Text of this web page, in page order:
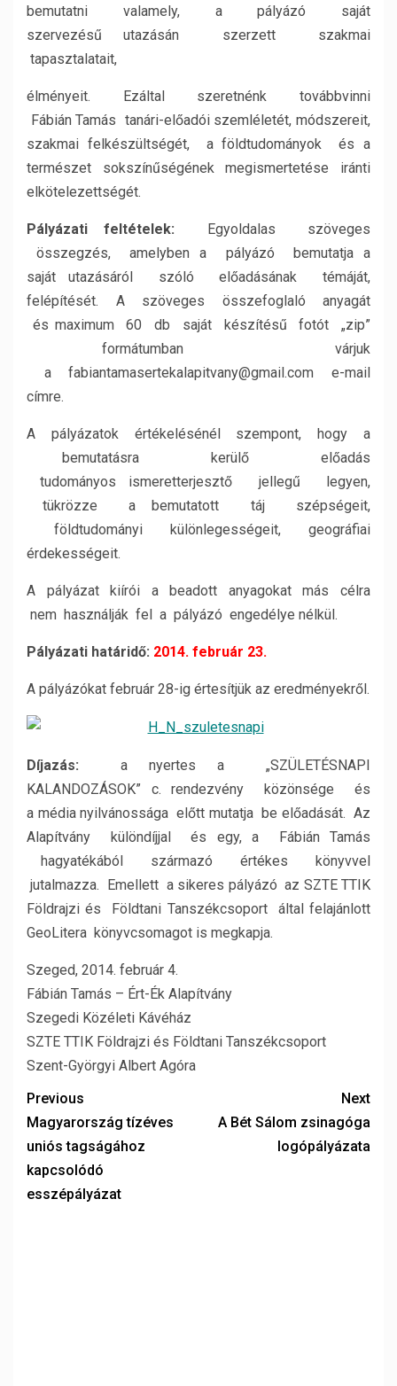
bemutatni valamely, a pályázó saját
szervezésű utazásán szerzett szakmai
tapasztalatait,
élményeit. Ezáltal szeretnénk továbbvinni
Fábián Tamás tanári-előadói szemléletét, módszereit,
szakmai felkészültségét, a földtudományok és a
természet sokszínűségének megismertetése iránti
elkötelezettségét.
Pályázati feltételek: Egyoldalas szöveges
összegzés, amelyben a pályázó bemutatja a
sajátutazásáról szóló előadásának témáját,
felépítését. A szöveges összefoglaló anyagát
és maximum 60 db saját készítésű fotót „zip”
formátumban várjuk
afabiantamasertekalapitvany@gmail.com e-mail
címre.
A pályázatok értékelésénél szempont, hogy a
bemutatásra kerülő előadás
tudományos ismeretterjesztő jellegű legyen,
tükrözze a bemutatott táj szépségeit,
földtudományi különlegességeit, geográfiai
érdekességeit.
A pályázat kiírói a beadott anyagokat más célra
nem használják fel a pályázó engedélye nélkül.
Pályázati határidő: 2014. február 23.
A pályázókat február 28-ig értesítjük az eredményekről.
Díjazás: a nyertes a „SZÜLETÉSNAPI
KALANDOZÁSOK” c. rendezvény közönsége és
a média nyilvánossága előtt mutatja be előadását. Az
Alapítvány különdíjjal és egy, a Fábián Tamás
hagyatékából származó értékes könyvvel
jutalmazza. Emellett a sikeres pályázó az SZTE TTIK
Földrajzi és Földtani Tanszékcsoport által felajánlott
GeoLitera könyvcsomagot is megkapja.
Szeged, 2014. február 4.
Fábián Tamás – Ért-Ék Alapítvány
Szegedi Közéleti Kávéház
SZTE TTIK Földrajzi és Földtani Tanszékcsoport
Szent-Györgyi Albert Agóra
Previous
Magyarország tízéves
uniós tagságához
kapcsolódó
esszépályázat
Next
A Bét Sálom zsinagóga
logópályázata